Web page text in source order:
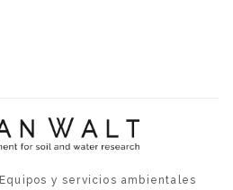
y servicios ambientales